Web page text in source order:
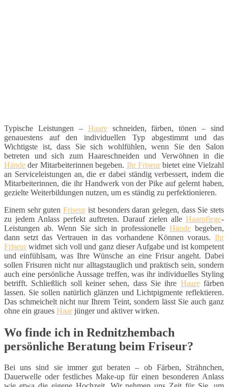
Typische Leistungen – Haareschneiden, färben, tönen – sind
genauestens auf den individuellen Typ abgestimmt und das
Wichtigste ist, dass Sie sich wohlfühlen, wenn Sie den Salon
betreten und sich zum Haareschneiden und Verwöhnen in die
Hände der Mitarbeiterinnen begeben. Ihr Friseurbietet eine Vielzahl
an Serviceleistungen an, die er dabei ständig verbessert, indem die
Mitarbeiterinnen, die ihr Handwerk von der Pike auf gelernt haben,
gezielte Weiterbildungen nutzen, um es ständig zu perfektionieren.
Einem sehr gutenFriseurist besonders daran gelegen, dass Sie stets
zu jedem Anlass perfekt auftreten. Darauf zielen alle Haarpflege-
Leistungen ab. Wenn Sie sich in professionelleHände begeben,
dann setzt das Vertrauen in das vorhandene Können voraus. Ihr
Friseurwidmet sich voll und ganz dieser Aufgabe und ist kompetent
und einfühlsam, was Ihre Wünsche an eine Frisur angeht. Dabei
sollen Frisuren nicht nur alltagstauglich und praktisch sein, sondern
auch eine persönliche Aussage treffen, was ihr individuelles Styling
betrifft. Schließlich soll keiner sehen, dass Sie ihre Haarefärben
lassen. Sie sollen natürlich glänzen und Lichtpigmente reflektieren.
Das schmeichelt nicht nur Ihrem Teint, sondern lässt Sie auch ganz
ohne ein graues Haarjünger und aktiver wirken.
Wo finde ich in Rednitzhembach
persönliche Beratung beim Friseur?
Bei uns sind sie immer gut beraten – ob Färben, Strähnchen,
Dauerwelle oder festliches Make-up für einen besonderen Anlass